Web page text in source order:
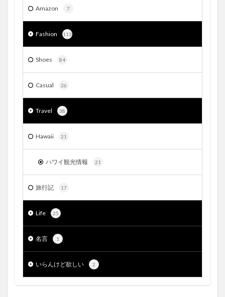
Amazon 7
Fashion 113
Shoes 84
Casual 26
Travel 38
Hawaii 21
ハワイ観光情報 21
旅行記 17
Life 25
名言 1
いらんけど欲しい 2